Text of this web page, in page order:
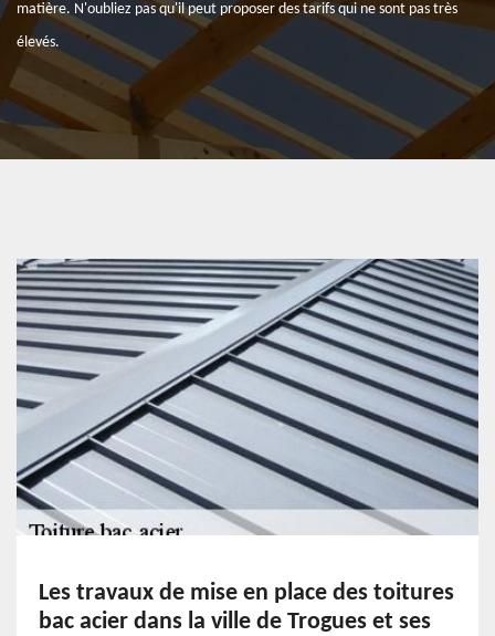
matière. N'oubliez pas qu'il peut proposer des tarifs qui ne sont pas très
élevés.
Les travaux de mise en place des toitures
bac acier dans la ville de Trogues et ses